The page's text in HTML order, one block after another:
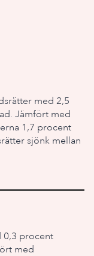
med 2,5
Jämfört med
1,7 procent
sjönk mellan
0,3 procent
med